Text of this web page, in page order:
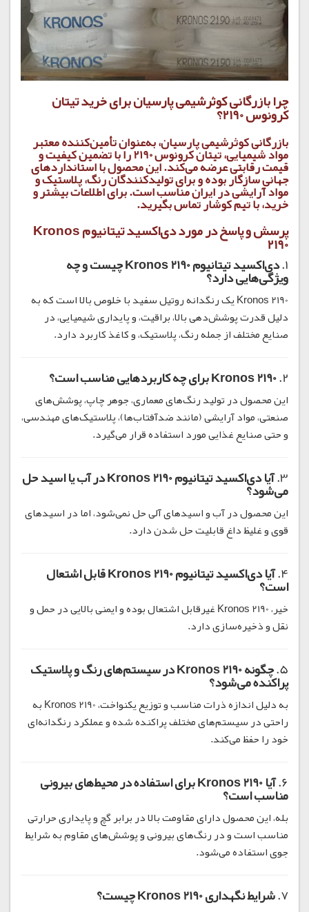
چرا بازرگانی کوثرشیمی پارسیان برای خرید تیتان
کرونوس 2190؟
بازرگانی کوثرشیمی پارسیان، به‌عنوان تأمین‌کننده معتبر
مواد شیمیایی،تیتان کرونوس 2190 را با تضمین کیفیت و
قیمترقابتی عرضه می‌کند. این محصول با استانداردهای
جهانی سازگار بوده و برای تولیدکنندگان رنگ، پلاستیک و
مواد آرایشی در ایران مناسب است. برای اطلاعات بیشتر و
خرید، با تیم کوشار تماس بگیرید.
پرسش و پاسخ در مورد دی‌اکسید تیتانیوم Kronos
2190
1. دی‌اکسید تیتانیوم Kronos 2190 چیست و چه
ویژگی‌هایی دارد؟
Kronos 2190 یک رنگدانه روتیل سفید با خلوص بالا است که به
دلیل قدرت پوشش‌دهی بالا، براقیت، و پایداری شیمیایی، در
صنایع مختلف از جمله رنگ، پلاستیک، و کاغذ کاربرد دارد.
2. Kronos 2190 برای چه کاربردهایی مناسب است؟
این محصول در تولید رنگ‌های معماری، جوهر چاپ، پوشش‌های
صنعتی، مواد آرایشی (مانند ضدآفتاب‌ها)، پلاستیک‌های مهندسی،
و حتی صنایع غذایی مورد استفاده قرار می‌گیرد.
3. آیا دی‌اکسید تیتانیوم Kronos 2190 در آب یا اسید حل
می‌شود؟
این محصول در آب و اسیدهای آلی حل نمی‌شود، اما در اسیدهای
قوی و غلیظ داغ قابلیت حل شدن دارد.
4. آیا دی‌اکسید تیتانیوم Kronos 2190 قابل اشتعال
است؟
خیر، Kronos 2190 غیرقابل اشتعال بوده و ایمنی بالایی در حمل و
نقل و ذخیره‌سازی دارد.
5. چگونه Kronos 2190 در سیستم‌های رنگ و پلاستیک
پراکنده می‌شود؟
به دلیل اندازه ذرات مناسب و توزیع یکنواخت، Kronos 2190 به
راحتی در سیستم‌های مختلف پراکنده شده و عملکرد رنگدانه‌ای
خود را حفظ می‌کند.
6. آیا Kronos 2190 برای استفاده در محیط‌های بیرونی
مناسب است؟
بله، این محصول دارای مقاومت بالا در برابر گچ و پایداری حرارتی
مناسب است و در رنگ‌های بیرونی و پوشش‌های مقاوم به شرایط
جوی استفاده می‌شود.
7. شرایط نگهداری Kronos 2190 چیست؟